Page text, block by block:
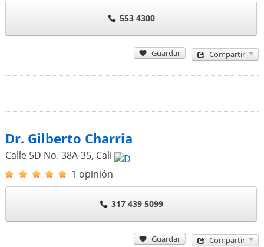
553 4300
Guardar Compartir
Dr. Gilberto Charria
Calle 5D No. 38A-35, Cali
1 opinión
317 439 5099
Guardar Compartir